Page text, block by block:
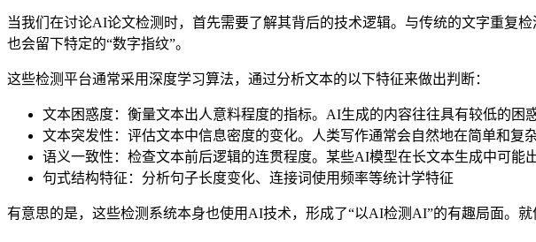
当我们在讨论AI论文检测时，首先需要了解其背后的技术逻辑。与传统的文字重复
也会留下特定的“数字指纹”。
这些检测平台通常采用深度学习算法，通过分析文本的以下特征来做出判断：
文本困惑度：衡量文本出人意料程度的指标。AI生成的内容往往具有较低的困
文本突发性：评估文本中信息密度的变化。人类写作通常会自然地在简单和复
语义一致性：检查文本前后逻辑的连贯程度。某些AI模型在长文本生成中可能
句式结构特征：分析句子长度变化、连接词使用频率等统计学特征
有意思的是，这些检测系统本身也使用AI技术，形成了“以AI检测AI”的有趣局面。